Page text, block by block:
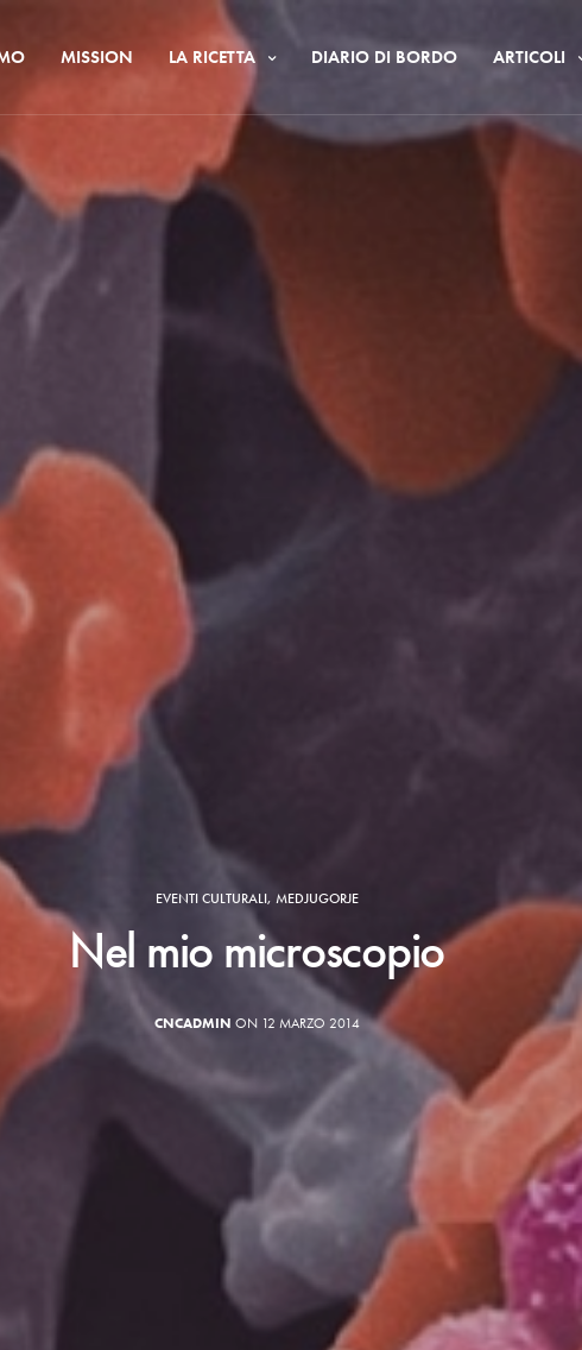
MISSION LA RICETTA DIARIO DI BORDO ARTICOLI
EVENTI CULTURALI, MEDJUGORJE
Nel mio microscopio
CNCADMIN ON 12 MARZO 2014